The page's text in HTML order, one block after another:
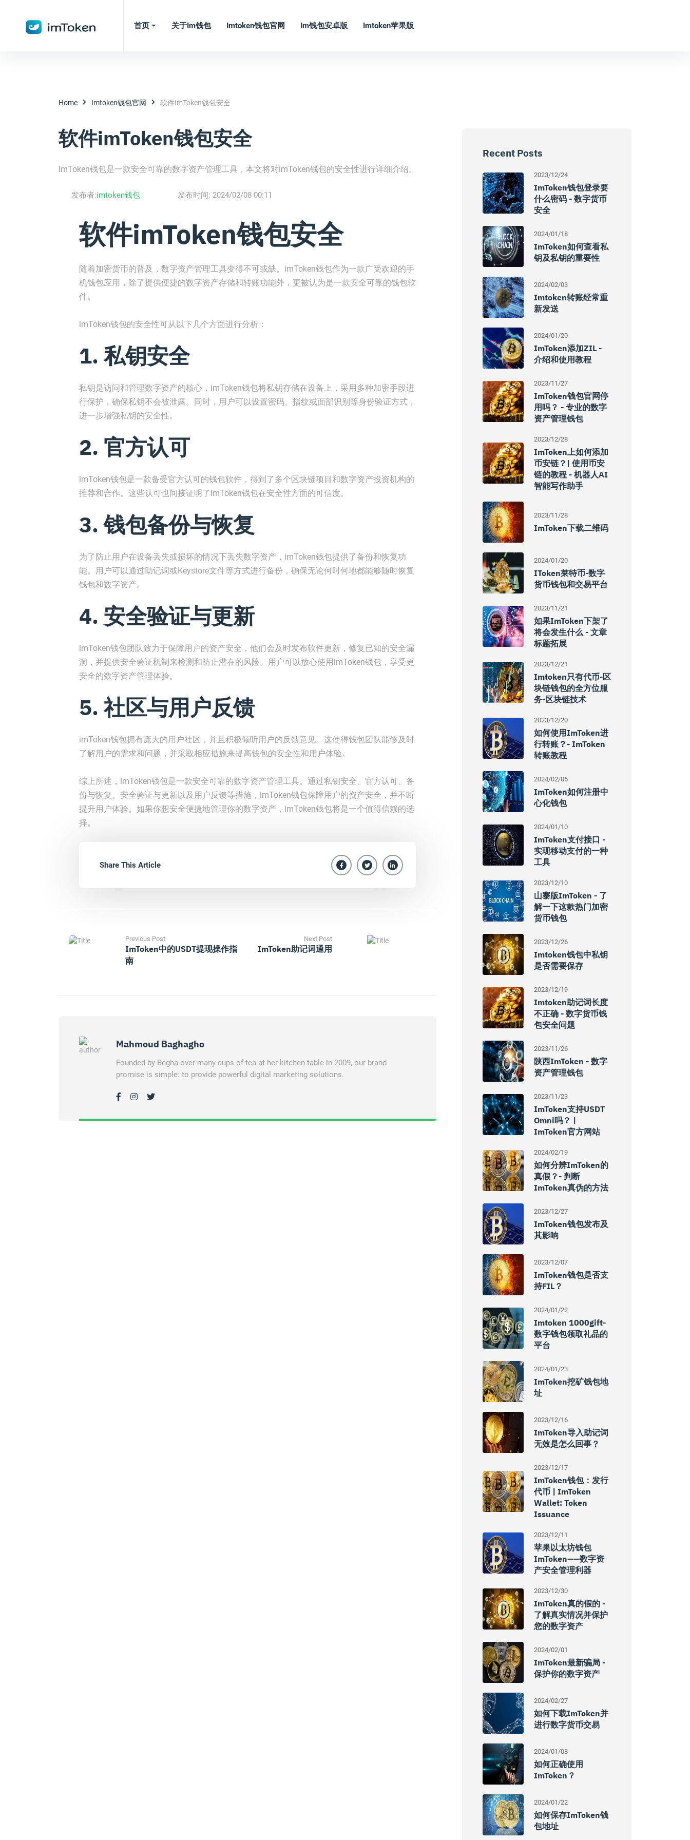
首页 关于im钱包 Imtoken钱包官网 Im钱包安卓版 Imtoken苹果版
Home Imtoken钱包官网 软件imToken钱包安全
软件imToken钱包安全
imToken钱包是一款安全可靠的数字资产管理工具，本文将对imToken钱包的安全性进行详细介绍。
发布者:imtoken钱包 发布时间: 2024/02/08 00:11
软件imToken钱包安全
随着加密货币的普及，数字资产管理工具变得不可或缺。imToken钱包作为一款广受欢迎的手
机钱包应用，除了提供便捷的数字资产存储和转账功能外，更被认为是一款安全可靠的钱包软
件。
imToken钱包的安全性可从以下几个方面进行分析：
1. 私钥安全
私钥是访问和管理数字资产的核心，imToken钱包将私钥存储在设备上，采用多种加密手段进
行保护，确保私钥不会被泄露。同时，用户可以设置密码、指纹或面部识别等身份验证方式，
进一步增强私钥的安全性。
2. 官方认可
imToken钱包是一款备受官方认可的钱包软件，得到了多个区块链项目和数字资产投资机构的
推荐和合作。这些认可也间接证明了imToken钱包在安全性方面的可信度。
3. 钱包备份与恢复
为了防止用户在设备丢失或损坏的情况下丢失数字资产，imToken钱包提供了备份和恢复功
能。用户可以通过助记词或Keystore文件等方式进行备份，确保无论何时何地都能够随时恢复
钱包和数字资产。
4. 安全验证与更新
imToken钱包团队致力于保障用户的资产安全，他们会及时发布软件更新，修复已知的安全漏
洞，并提供安全验证机制来检测和防止潜在的风险。用户可以放心使用imToken钱包，享受更
安全的数字资产管理体验。
5. 社区与用户反馈
imToken钱包拥有庞大的用户社区，并且积极倾听用户的反馈意见。这使得钱包团队能够及时
了解用户的需求和问题，并采取相应措施来提高钱包的安全性和用户体验。
综上所述，imToken钱包是一款安全可靠的数字资产管理工具。通过私钥安全、官方认可、备
份与恢复、安全验证与更新以及用户反馈等措施，imToken钱包保障用户的资产安全，并不断
提升用户体验。如果你想安全便捷地管理你的数字资产，imToken钱包将是一个值得信赖的选
择。
Share This Article
Previous Post
ImToken中的USDT提现操作指
南
Next Post
ImToken助记词通用
Mahmoud Baghagho
Founded by Begha over many cups of tea at her kitchen table in 2009, our brand
promise is simple: to provide powerful digital marketing solutions.
Recent Posts
2023/12/24
ImToken钱包登录要
什么密码 - 数字货币
安全
2024/01/18
ImToken如何查看私
钥及私钥的重要性
2024/02/03
Imtoken转账经常重
新发送
2024/01/20
ImToken添加ZIL -
介绍和使用教程
2023/11/27
ImToken钱包官网停
用吗？ - 专业的数字
资产管理钱包
2023/12/28
ImToken上如何添加
币安链？| 使用币安
链的教程 - 机器人AI
智能写作助手
2023/11/28
ImToken下载二维码
2024/01/20
IToken莱特币-数字
货币钱包和交易平台
2023/11/21
如果imToken下架了
将会发生什么 - 文章
标题拓展
2023/12/21
Imtoken只有代币-区
块链钱包的全方位服
务-区块链技术
2023/12/20
如何使用imToken进
行转账？- ImToken
转账教程
2024/02/05
ImToken如何注册中
心化钱包
2024/01/10
ImToken支付接口 -
实现移动支付的一种
工具
2023/12/10
山寨版imToken - 了
解一下这款热门加密
货币钱包
2023/12/26
Imtoken钱包中私钥
是否需要保存
2023/12/19
Imtoken助记词长度
不正确 - 数字货币钱
包安全问题
2023/11/26
陕西imToken - 数字
资产管理钱包
2023/11/23
ImToken支持USDT
Omni吗？ |
ImToken官方网站
2024/02/19
如何分辨imToken的
真假？- 判断
ImToken真伪的方法
2023/12/27
ImToken钱包发布及
其影响
2023/12/07
ImToken钱包是否支
持FIL？
2024/01/22
Imtoken 1000gift-
数字钱包领取礼品的
平台
2024/01/23
ImToken挖矿钱包地
址
2023/12/16
ImToken导入助记词
无效是怎么回事？
2023/12/17
ImToken钱包：发行
代币 | ImToken
Wallet: Token
Issuance
2023/12/11
苹果以太坊钱包
ImToken——数字资
产安全管理利器
2023/12/30
ImToken真的假的 -
了解真实情况并保护
您的数字资产
2024/02/01
ImToken最新骗局 -
保护你的数字资产
2024/02/27
如何下载imToken并
进行数字货币交易
2024/01/08
如何正确使用
ImToken？
2024/01/22
如何保存imToken钱
包地址